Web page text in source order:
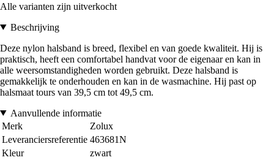
Alle varianten zijn uitverkocht
Beschrijving
Deze nylon halsband is breed, flexibel en van goede kwaliteit. Hij is
praktisch, heeft een comfortabel handvat voor de eigenaar en kan in
alle weersomstandigheden worden gebruikt. Deze halsband is
gemakkelijk te onderhouden en kan in de wasmachine. Hij past op
halsmaat tours van 39,5 cm tot 49,5 cm.
Aanvullende informatie
Merk
Zolux
Leveranciersreferentie 463681N
Kleur
zwart